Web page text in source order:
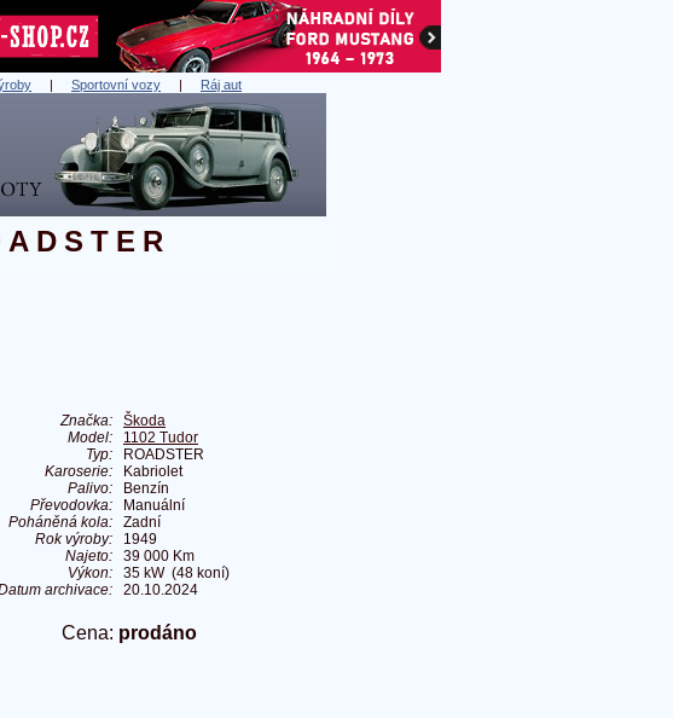
| Sportovní vozy | Ráj aut
Značka:
Škoda
Model:
1102 Tudor
Typ:
ROADSTER
Karoserie:
Kabriolet
Palivo:
Benzín
Převodovka:
Manuální
Poháněná kola:
Zadní
Rok výroby:
1949
Najeto:
39 000 Km
Výkon:
35 kW (48 koní)
archivace:
20.10.2024
Cena: prodáno